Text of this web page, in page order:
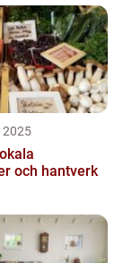
2025
och hantverk